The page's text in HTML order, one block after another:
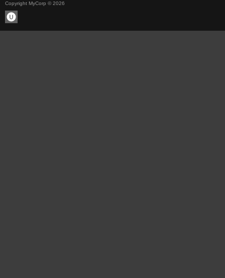
Copyright MyCorp © 2026